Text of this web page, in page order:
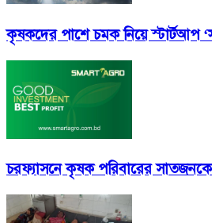
কৃষকদের পাশে চমক নিয়ে স্টার্টআপ
চরফ্যাসনে কৃষক পরিবারের সাতজনকে